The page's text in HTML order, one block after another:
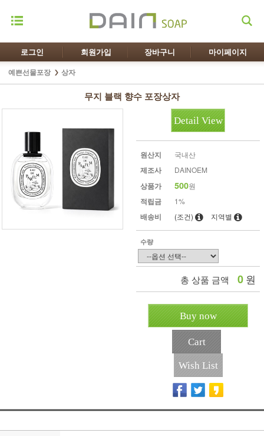
로그인 회원가입 장바구니 마이페이지
예쁜선물포장 상자
무지 블랙 향수 포장상자
Detail View
원산지 국내산
제조사 DAINOEM
상품가 500원
적립금 1%
배송비 (조건) 지역별
수량
총 상품 금액 0 원
Buy now
Cart
Wish List